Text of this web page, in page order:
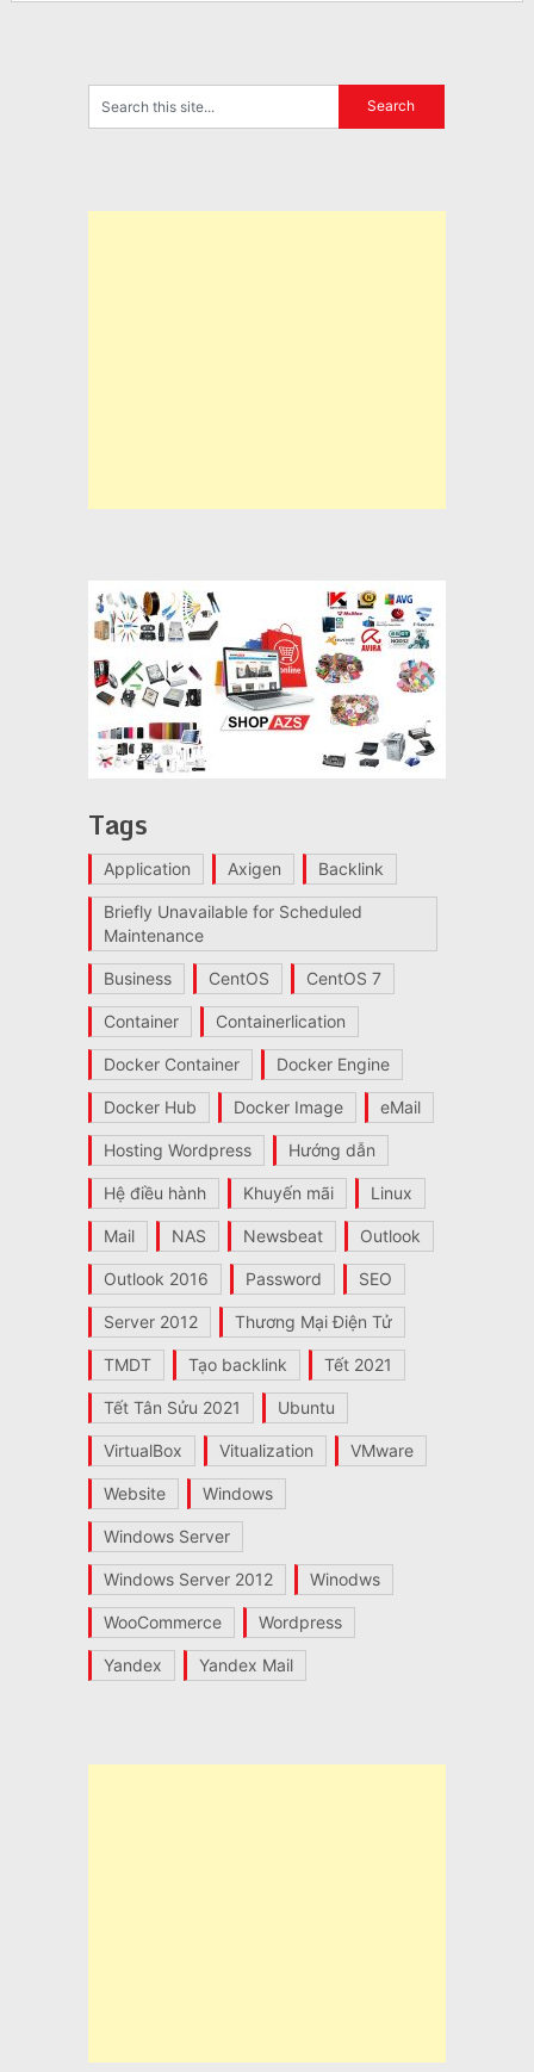
Tags
Application Axigen Backlink
Briefly Unavailable for Scheduled
Maintenance
Business CentOS CentOS 7
Container Containerlication
Docker Container Docker Engine
Docker Hub Docker Image eMail
Hosting Wordpress Hướng dẫn
Hệ điều hành Khuyến mãi Linux
Mail NAS Newsbeat Outlook
Outlook 2016 Password SEO
Server 2012 Thương Mại Điện Tử
TMDT Tạo backlink Tết 2021
Tết Tân Sửu 2021 Ubuntu
VirtualBox Vitualization VMware
Website Windows
Windows Server
Windows Server 2012 Winodws
WooCommerce Wordpress
Yandex Yandex Mail